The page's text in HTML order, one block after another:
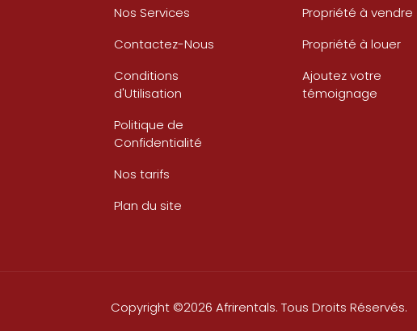
Nos Services
Contactez-Nous
Conditions
d'Utilisation
Politique de
Confidentialité
Nos tarifs
Plan du site
Propriété à vendre
Propriété à louer
Ajoutez votre
témoignage
Copyright ©2026 Afrirentals. Tous Droits Réservés.